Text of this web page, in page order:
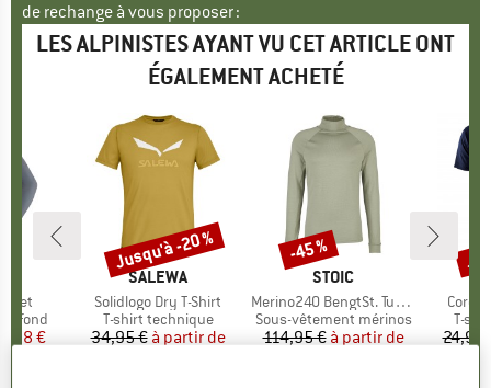
de rechange à vous proposer :
LES ALPINISTES AYANT VU CET ARTICLE ONT
ÉGALEMENT ACHETÉ
fond
réduit
€
MARQUE
SALEWA
Article
Solidlogo Dry T-Shirt
Product group
T-shirt technique
Prix
34,95 € Prix réduit
à partir de
Remise
Jusqu'à -20 %
MARQUE
STOIC
Article
Merino240 BengtSt. Turtle Neck
Product group
Sous-vêtement mérinos
Prix
114,95 € Prix réduit
à partir de
Remise
-45 %
Article
Core
T-
24,95